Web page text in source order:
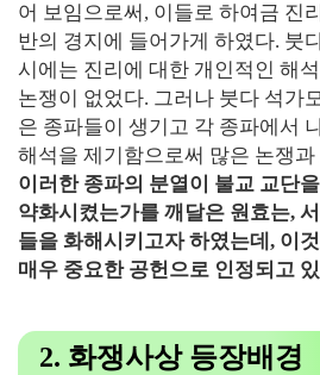
어 보임으로써, 이들로 하여금 진
반의 경지에 들어가게 하였다. 붓
시에는 진리에 대한 개인적인 해
논쟁이 없었다. 그러나 붓다 석가
은 종파들이 생기고 각 종파에서
해석을 제기함으로써 많은 논쟁
이러한 종파의 분열이 불교 교단
약화시켰는가를 깨달은 원효는,
들을 화해시키고자 하였는데, 이
매우 중요한 공헌으로 인정되고
2. 화쟁사상 등장배경